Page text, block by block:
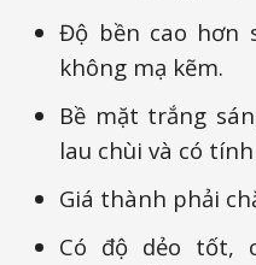
Độ bền cao hơn
không mạ kẽm.
Bề mặt trắng
lau chùi và có
Giá thành phải
Có độ dẻo tốt,